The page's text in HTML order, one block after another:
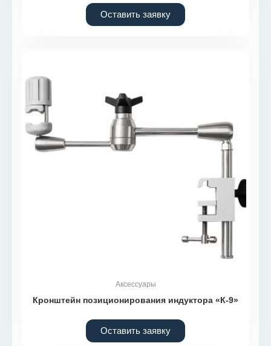
Оставить заявку
Аксессуары
Кронштейн позиционирования индуктора «К-9»
Оставить заявку